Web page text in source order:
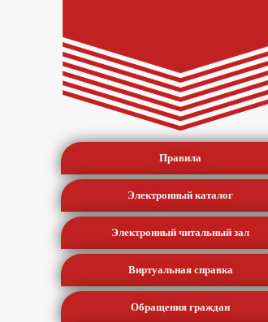
Правила
Электронный каталог
Электронный читальный зал
Виртуальная справка
Обращения граждан